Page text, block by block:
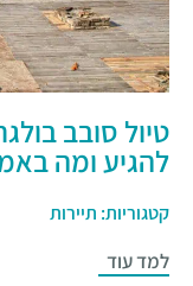
טיול סובב
להגיע ומה
קטגוריות: תיירות
למד עוד